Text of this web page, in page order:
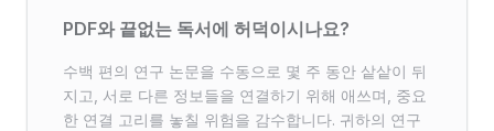
PDF와 끝없는 독서에 허덕이시나요?
수백 편의 연구 논문을 수동으로 몇 주 동안 샅샅이 뒤
지고, 서로 다른 정보들을 연결하기 위해 애쓰며, 중요
한 연결 고리를 놓칠 위험을 감수합니다. 귀하의 연구